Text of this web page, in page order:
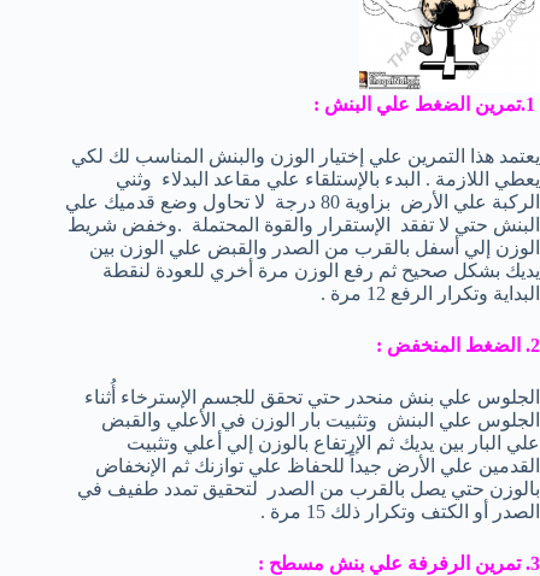
يعتمد هذا التمرين علي إختيار الوزن والبنش المناسب لك لكي
يعطي اللازمة . البدء بالإستلقاء علي مقاعد البدلاء وثني
الركبة علي الأرض بزاوية 80 درجة لا تحاول وضع قدميك علي
البنش حتي لا تفقد الإستقرار والقوة المحتملة .وخفض شريط
الوزن إلي أسفل بالقرب من الصدر والقبض علي الوزن بين
يديك بشكل صحيح ثم رفع الوزن مرة أخري للعودة لنقطة
البداية وتكرار الرفع 12 مرة .
2. الضغط المنخفض :
الجلوس علي بنش منحدر حتي تحقق للجسم الإسترخاء أُثناء
الجلوس علي البنش وتثبيت بار الوزن في الأعلي والقبض
علي البار بين يديك ثم الإرتفاع بالوزن إلي أعلي وتثبيت
القدمين علي الأرض جيداً للحفاظ علي توازنك ثم الإنخفاض
بالوزن حتي يصل بالقرب من الصدر لتحقيق تمدد طفيف في
الصدر أو الكتف وتكرار ذلك 15 مرة .
3. تمرين الرفرفة علي بنش مسطح :